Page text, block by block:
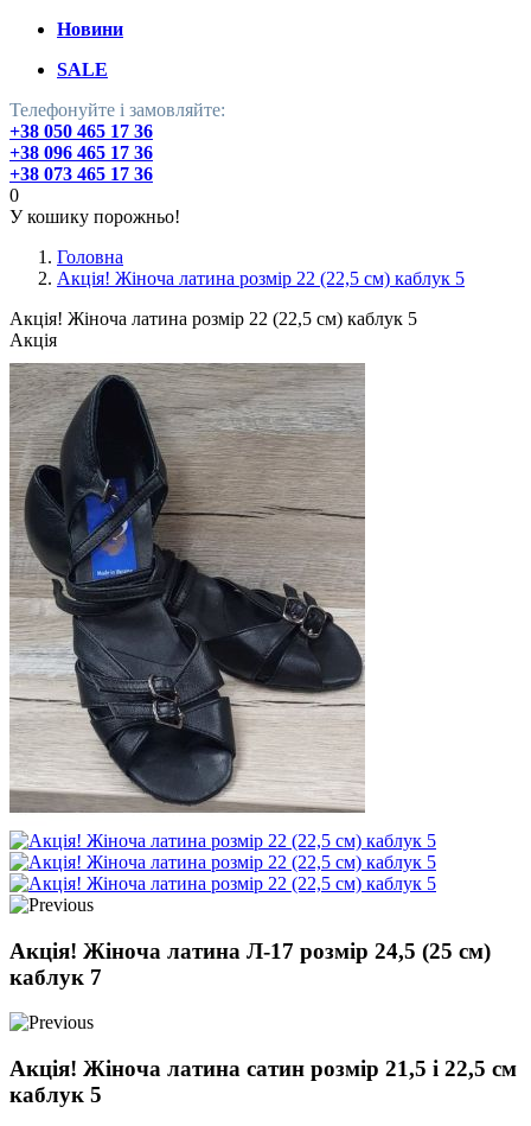
Новини
SALE
Телефонуйте і замовляйте:
+38 050 465 17 36
+38 096 465 17 36
+38 073 465 17 36
0
У кошику порожньо!
Головна
Акція! Жіноча латина розмір 22 (22,5 см) каблук 5
Акція! Жіноча латина розмір 22 (22,5 см) каблук 5
Акція
Акція! Жіноча латина Л-17 розмір 24,5 (25 см)
каблук 7
Акція! Жіноча латина сатин розмір 21,5 і 22,5 см
каблук 5